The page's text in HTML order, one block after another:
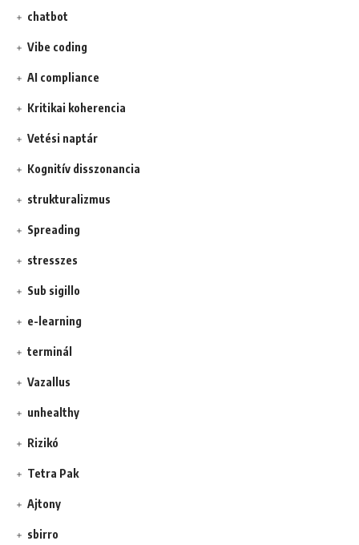
chatbot
Vibe coding
AI compliance
Kritikai koherencia
Vetési naptár
Kognitív disszonancia
strukturalizmus
Spreading
stresszes
Sub sigillo
e-learning
terminál
Vazallus
unhealthy
Rizikó
Tetra Pak
Ajtony
sbirro